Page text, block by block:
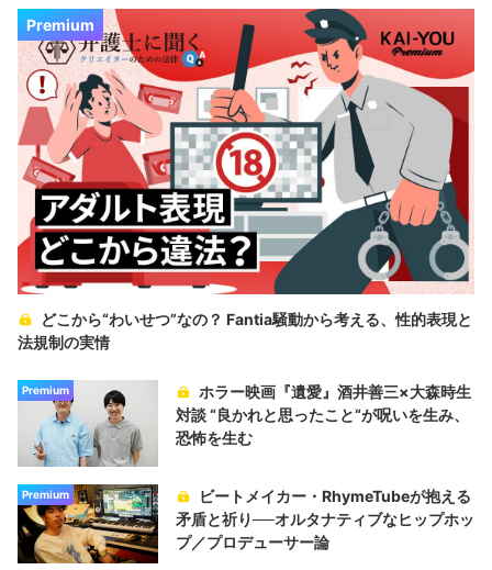
Premium
どこから“わいせつ”なの？ Fantia騒動から考える、性的表現と
法規制の実情
Premium
ホラー映画『遺愛』酒井善三×大森時生
対談 “良かれと思ったこと“が呪いを生み、
恐怖を生む
Premium
ビートメイカー・RhymeTubeが抱える
矛盾と祈り──オルタナティブなヒップホッ
プ／プロデューサー論